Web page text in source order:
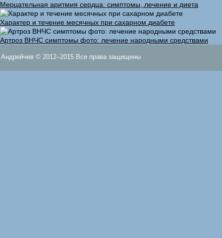
Мерцательная аритмия сердца: симптомы, лечение и диета
Характер и течение месячных при сахарном диабете
Артроз ВНЧС симптомы фото: лечение народными средствами
Андрейчев © 2012–2015 Все права защищены